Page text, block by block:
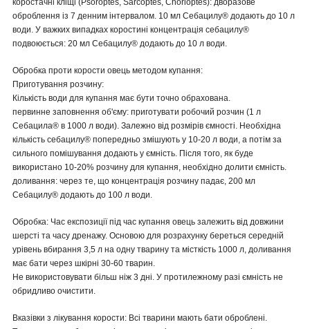
оброблення із 7 денним інтервалом. 10 мл Себацилу® додають до 10 л
води. У важких випадках коростині концентрація себацилу®
подвоюється: 20 мл Себацилу® додають до 10 л води.
Обробка проти корости овець методом купання:
Приготування розчину:
Кількість води для купання має бути точно обрахована.
первинне заповнення об'єму: приготувати робочий розчин (1 л
Себацила® в 1000 л води). Залежно від розмірів ємності. Необхідна
кількість себацилу® попередньо змішують у 10-20 л води, а потім за
сильного помішування додають у ємність. Після того, як буде
використано 10-20% розчину для купання, необхідно долити ємність.
доливання: через те, що концентрація розчину падає, 200 мл
Себацилу® додають до 100 л води.
Обробка: Час експозиції під час купання овець залежить від довжини
шерсті та часу дренажу. Основою для розрахунку береться середній
урівень вбирання 3,5 л на одну тварину та місткість 1000 л, доливання
має бати через шкірні 30-60 тварин.
Не використовувати більш ніж 3 дні. У протилежному разі ємність не
обридливо очистити.
Вказівки з лікування корости: Всі тварини мають бати оброблені.